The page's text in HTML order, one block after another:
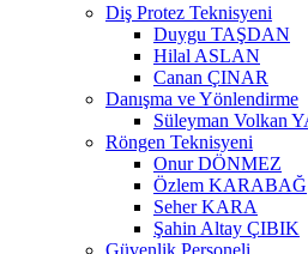
Diş Protez Teknisyeni
Duygu TAŞDAN
Hilal ASLAN
Canan ÇINAR
Danışma ve Yönlendirme
Süleyman Volkan
Röngen Teknisyeni
Onur DÖNMEZ
Özlem KARABAĞ
Seher KARA
Şahin Altay ÇIBIK
Güvenlik Personeli